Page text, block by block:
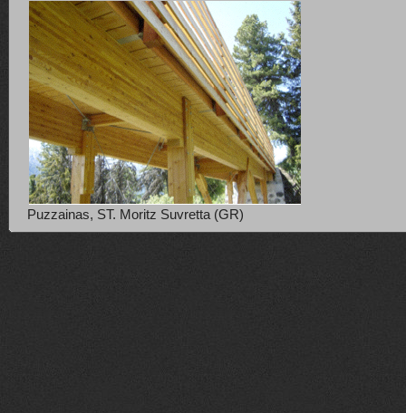
Puzzainas, ST. Moritz Suvretta (GR)